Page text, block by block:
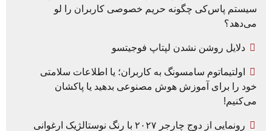
سیستم پاس‌کی چگونه حریم خصوصی کاربران را لو
می‌دهد؟
دلایل روشن نشدن لپتاپ فوجیتسو
اولتیماتوم سامسونگ به کاربران؛ یا اطلاعات سلامتی
خود را برای آموزش هوش مصنوعی بدهید یا پاکشان
می‌کنیم!
رونمایی از دوج چارجر ۲۰۲۷ با رنگ نوستالژیک ارغوانی